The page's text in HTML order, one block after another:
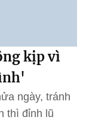
kịp vì
ngày, tránh
thì đỉnh lũ